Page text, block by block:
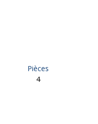
Pièces
4